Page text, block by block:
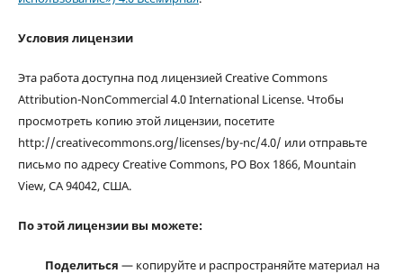
Условия лицензии
Эта работа доступна под лицензией Creative Commons
Attribution-NonCommercial 4.0 International License. Чтобы
просмотреть копию этой лицензии, посетите
http://creativecommons.org/licenses/by-nc/4.0/ или отправьте
письмо по адресу Creative Commons, PO Box 1866, Mountain
View, CA 94042, США.
По этой лицензии вы можете:
Поделиться — копируйте и распространяйте материал на